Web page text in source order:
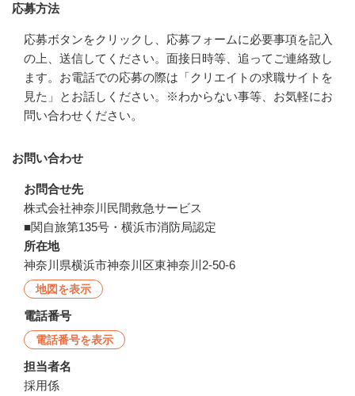
応募方法
応募ボタンをクリックし、応募フォームに必要事項を記入
の上、送信してください。面接日時等、追ってご連絡致し
ます。お電話での応募の際は「クリエイトの求職サイトを
見た」とお話しください。※わからない事等、お気軽にお
問い合わせください。
お問い合わせ
お問合せ先
株式会社神奈川民間救急サービス
■関自旅第135号・横浜市消防局認定
所在地
神奈川県横浜市神奈川区東神奈川2-50-6
地図を表示
電話番号
電話番号を表示
担当者名
採用係